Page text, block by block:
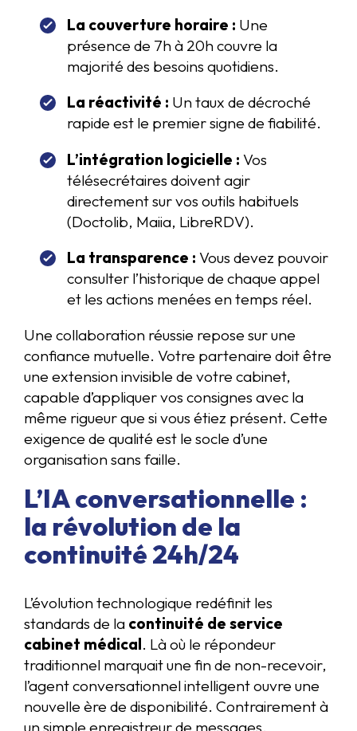
La couverture horaire : Une
présence de 7h à 20h couvre la
majorité des besoins quotidiens.
La réactivité : Un taux de décroché
rapide est le premier signe de fiabilité.
L’intégration logicielle : Vos
télésecrétaires doivent agir
directement sur vos outils habituels
(Doctolib, Maiia, LibreRDV).
La transparence : Vous devez pouvoir
consulter l’historique de chaque appel
et les actions menées en temps réel.
Une collaboration réussie repose sur une
confiance mutuelle. Votre partenaire doit être
une extension invisible de votre cabinet,
capable d’appliquer vos consignes avec la
même rigueur que si vous étiez présent. Cette
exigence de qualité est le socle d’une
organisation sans faille.
L’IA conversationnelle :
la révolution de la
continuité 24h/24
L’évolution technologique redéfinit les
standards de la continuité de service
cabinet médical. Là où le répondeur
traditionnel marquait une fin de non-recevoir,
l’agent conversationnel intelligent ouvre une
nouvelle ère de disponibilité. Contrairement à
un simple enregistreur de messages,